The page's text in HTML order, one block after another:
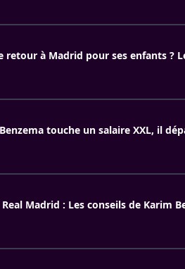
retour à Madrid pour ses enfants ?
touche un salaire XXL, il
Madrid : Les conseils de Karim